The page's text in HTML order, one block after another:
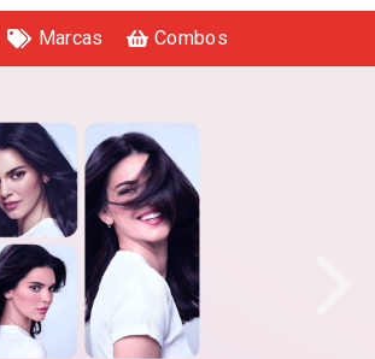
Marcas Combos